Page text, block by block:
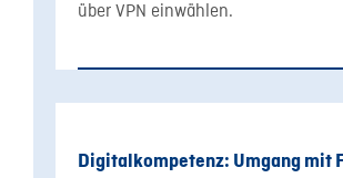
über VPN einwählen.
Digitalkompetenz: Umgang mit